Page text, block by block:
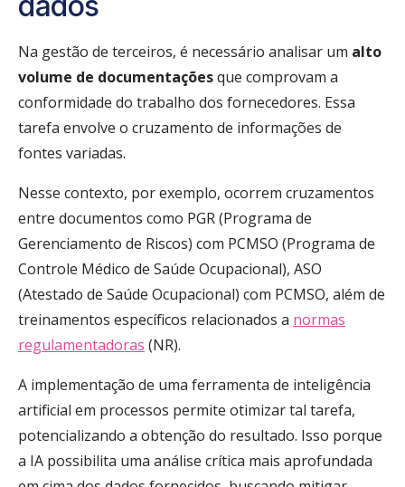
Na gestão de terceiros, é necessário analisar um alto
volume de documentaçõesque comprovam a
conformidade do trabalho dos fornecedores. Essa
tarefa envolve o cruzamento de informações de
fontes variadas.
Nesse contexto, por exemplo, ocorrem cruzamentos
entre documentos como PGR (Programa de
Gerenciamento de Riscos) com PCMSO (Programa de
Controle Médico de Saúde Ocupacional), ASO
(Atestado de Saúde Ocupacional) com PCMSO, além de
treinamentos específicos relacionados a normas
regulamentadoras (NR).
A implementação de uma ferramenta de inteligência
artificial em processos permite otimizar tal tarefa,
potencializando a obtenção do resultado. Isso porque
a IA possibilita uma análise crítica mais aprofundada